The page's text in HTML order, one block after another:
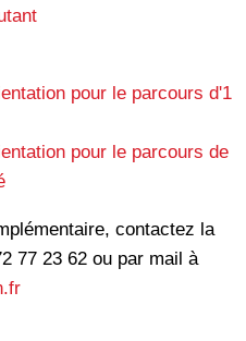
pour le parcours d'1
pour le parcours de
contactez la
77 23 62 ou par mail à